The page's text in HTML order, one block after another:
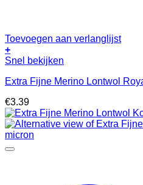
Toevoegen aan verlanglijst
+
Snel bekijken
Extra Fijne Merino Lontwol
€3.39